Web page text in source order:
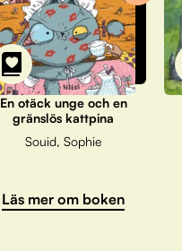
En otäck unge och en
gränslös kattpina
Souid, Sophie
Läs mer om boken